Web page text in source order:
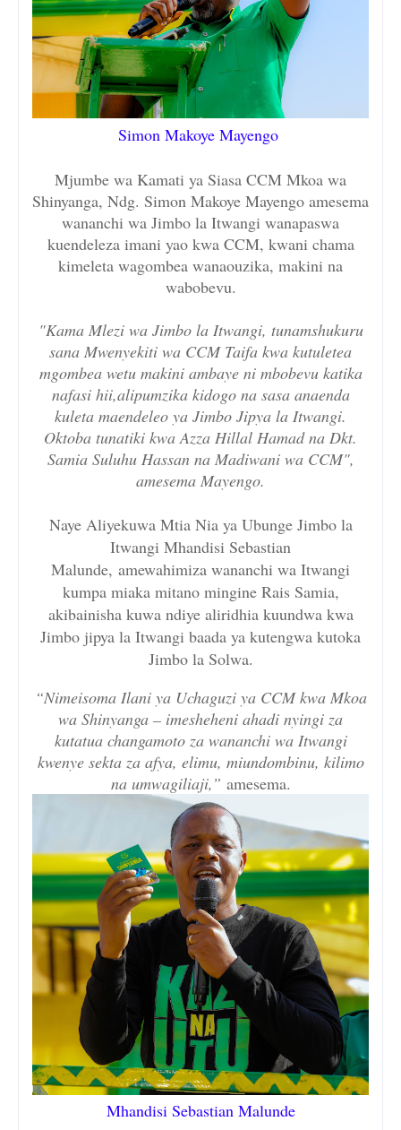
Simon Makoye Mayengo
Mjumbe wa Kamati ya Siasa CCM Mkoa wa
Shinyanga, Ndg. Simon Makoye Mayengo amesema
wananchi wa Jimbo la Itwangi wanapaswa
kuendeleza imani yao kwa CCM, kwani chama
kimeleta wagombea wanaouzika, makini na
wabobevu.
"Kama Mlezi wa Jimbo la Itwangi, tunamshukuru
sana Mwenyekiti wa CCM Taifa kwa kutuletea
mgombea wetu makini ambaye ni mbobevu katika
nafasi hii,alipumzika kidogo na sasa anaenda
kuleta maendeleo ya Jimbo Jipya la Itwangi.
Oktoba tunatiki kwa Azza Hillal Hamad na Dkt.
Samia Suluhu Hassan na Madiwani wa CCM",
amesema Mayengo.
Naye Aliyekuwa Mtia Nia ya Ubunge Jimbo la
Itwangi Mhandisi Sebastian
Malunde, amewahimiza wananchi wa Itwangi
kumpa miaka mitano mingine Rais Samia,
akibainisha kuwa ndiye aliridhia kuundwa kwa
Jimbo jipya la Itwangi baada ya kutengwa kutoka
Jimbo la Solwa.
“Nimeisoma Ilani ya Uchaguzi ya CCM kwa Mkoa
wa Shinyanga – imesheheni ahadi nyingi za
kutatua changamoto za wananchi wa Itwangi
kwenye sekta za afya, elimu, miundombinu, kilimo
na umwagiliaji,” amesema.
Mhandisi Sebastian Malunde